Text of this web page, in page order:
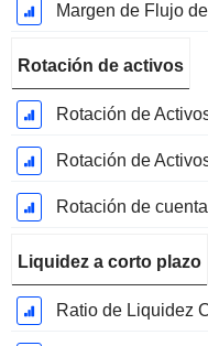
Margen de Flujo
Rotación de activos
Rotación de
Liquidez a corto plazo
Ratio de Liquidez